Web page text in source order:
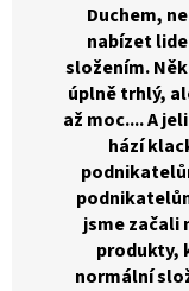
Duchem,
nabízet
složením.
úplně trhlý,
až moc.... A
hází
jsme
produkty,
normální